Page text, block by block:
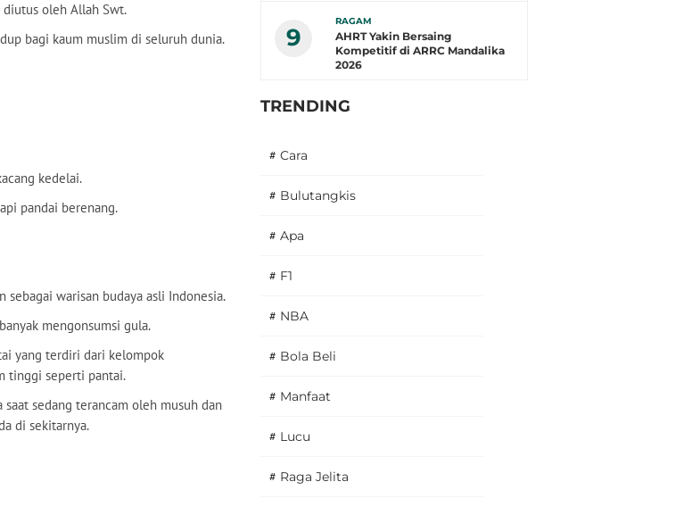
diutus oleh Allah Swt.
bagi kaum muslim di seluruh dunia.
kedelai.
pandai berenang.
sebagai warisan budaya asli Indonesia.
mengonsumsi gula.
yang terdiri dari kelompok
tinggi seperti pantai.
sedang terancam oleh musuh dan
di sekitarnya.
9
RAGAM
AHRT Yakin Bersaing
Kompetitif di ARRC Mandalika
2026
TRENDING
# Cara
# Bulutangkis
# Apa
# F1
# NBA
# Bola Beli
# Manfaat
# Lucu
# Raga Jelita